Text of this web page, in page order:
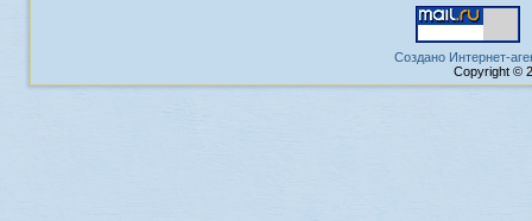
Создано Интернет-
Copyright ©